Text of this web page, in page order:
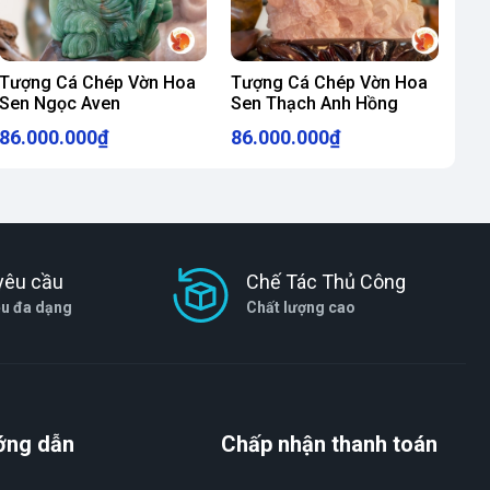
Tượng Cá Chép Vờn Hoa
Sen Ngọc Aven
86.000.000₫
Tượng Cá Chép Vờn Hoa
Sen Thạch Anh Hồng
86.000.000₫
cầu
đa dạng
Chế Tác Thủ Công
Chất lượng cao
dẫn Chấp nhận thanh toán